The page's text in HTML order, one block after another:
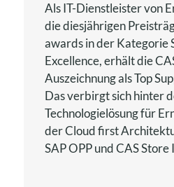
Als IT-Dienstleister von
die diesjährigen
awards in der Kategorie
Excellence, erhält die
Auszeichnung als Top
Das verbirgt sich hinter
Technologielösung für
der Cloud first
SAP OPP und CAS